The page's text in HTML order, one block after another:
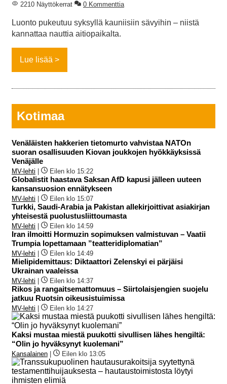
2210 Näyttökerrat
0 Kommenttia
Luonto pukeutuu syksyllä kauniisiin sävyihin – niistä
kannattaa nauttia aitiopaikalta.
Lue lisää
Kotimaa
Venäläisten hakkerien tietomurto vahvistaa NATOn
suoran osallisuuden Kiovan joukkojen hyökkäyksissä
Venäjälle
MV-lehti | Eilen klo 15:22
Globalistit haastava Saksan AfD kapusi jälleen uuteen
kansansuosion ennätykseen
MV-lehti | Eilen klo 15:07
Turkki, Saudi-Arabia ja Pakistan allekirjoittivat asiakirjan
yhteisestä puolustusliittoumasta
MV-lehti | Eilen klo 14:59
Iran ilmoitti Hormuzin sopimuksen valmistuvan – Vaatii
Trumpia lopettamaan ”teatteridiplomatian”
MV-lehti | Eilen klo 14:49
Mielipidemittaus: Diktaattori Zelenskyi ei pärjäisi
Ukrainan vaaleissa
MV-lehti | Eilen klo 14:37
Rikos ja rangaitsemattomuus – Siirtolaisjengien suojelu
jatkuu Ruotsin oikeusistuimissa
MV-lehti | Eilen klo 14:27
Kaksi mustaa miestä puukotti sivullisen lähes hengiltä:
“Olin jo hyväksynyt kuolemani”
Kansalainen | Eilen klo 13:05